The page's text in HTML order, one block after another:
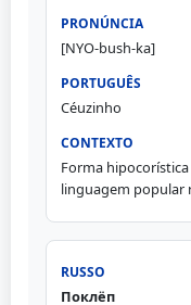
[NYO-bush-ka]
Céuzinho
Forma
linguagem popular
Поклёп